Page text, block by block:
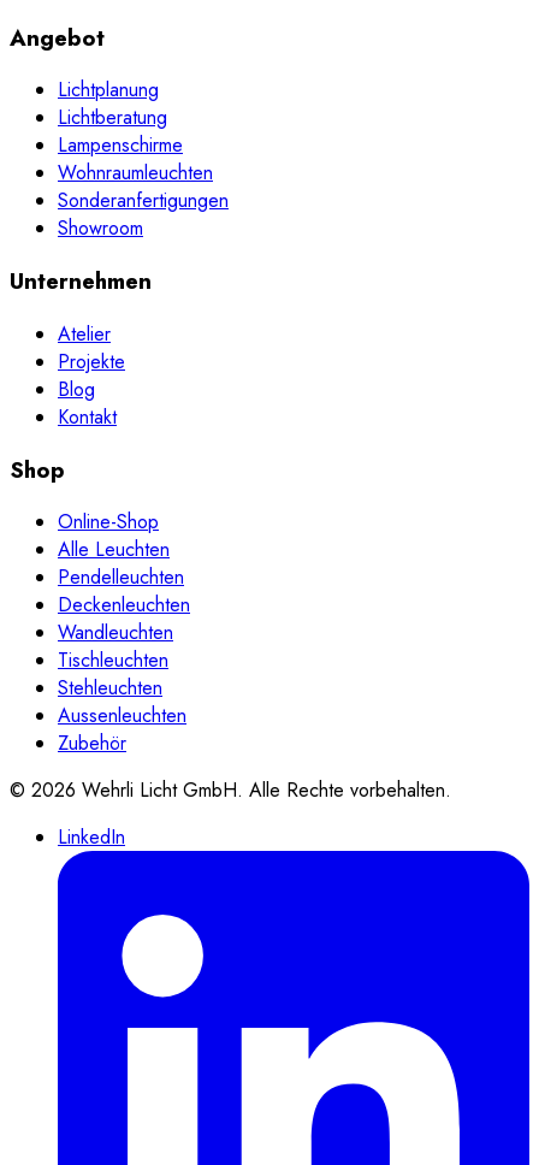
Angebot
Lichtplanung
Lichtberatung
Lampenschirme
Wohnraumleuchten
Sonderanfertigungen
Showroom
Unternehmen
Atelier
Projekte
Blog
Kontakt
Shop
Online-Shop
Alle Leuchten
Pendelleuchten
Deckenleuchten
Wandleuchten
Tischleuchten
Stehleuchten
Aussenleuchten
Zubehör
© 2026 Wehrli Licht GmbH. Alle Rechte vorbehalten.
LinkedIn